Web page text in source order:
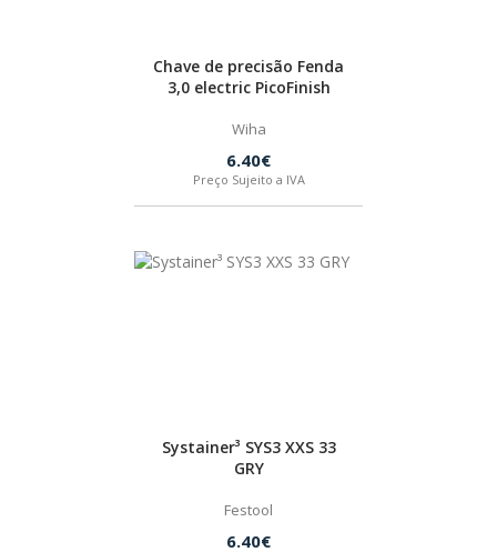
Chave de precisão Fenda
3,0 electric PicoFinish
Wiha
6.40€
Preço Sujeito a IVA
Systainer³ SYS3 XXS 33
GRY
Festool
6.40€